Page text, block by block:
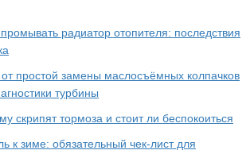
радиатор отопителя: последствия
простой замены маслосъёмных колпачков
турбины
скрипят тормоза и стоит ли беспокоиться
к зиме: обязательный чек-лист для